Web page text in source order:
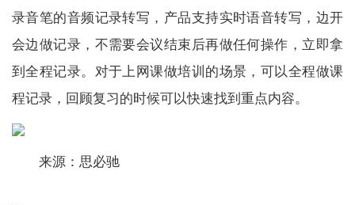
录音笔的音频记录转写，产品支持实时语音转写，边开
会边做记录，不需要会议结束后再做任何操作，立即拿
到全程记录。对于上网课做培训的场景，可以全程做课
程记录，回顾复习的时候可以快速找到重点内容。
来源：思必驰